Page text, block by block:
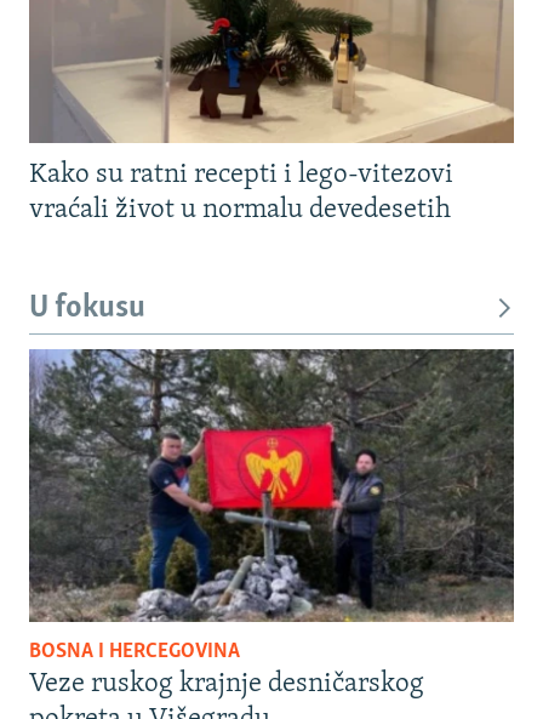
Kako su ratni recepti i lego-vitezovi
vraćali život u normalu devedesetih
U fokusu
BOSNA I HERCEGOVINA
Veze ruskog krajnje desničarskog